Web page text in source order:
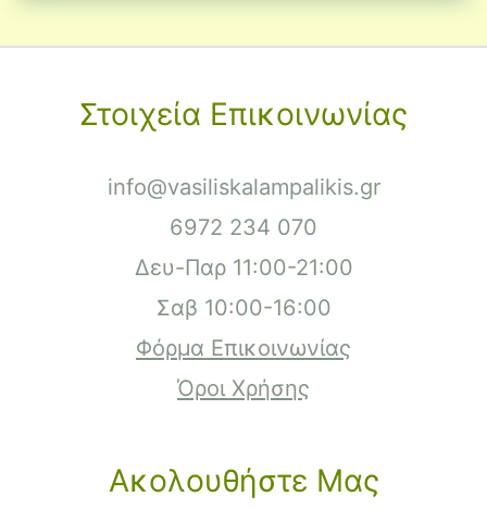
Στοιχεία Επικοινωνίας
info@vasiliskalampalikis.gr
6972 234 070
Δευ-Παρ 11:00-21:00
Σαβ 10:00-16:00
Φόρμα Επικοινωνίας
Όροι Χρήσης
Ακολουθήστε Μας